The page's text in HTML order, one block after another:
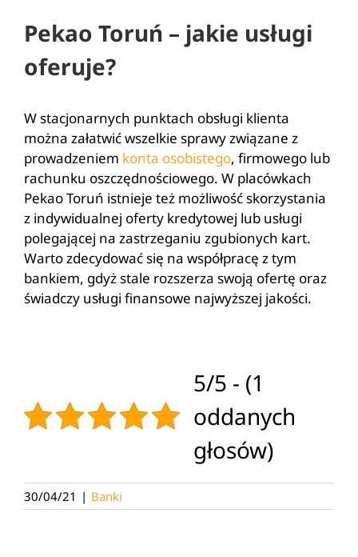
Pekao Toruń – jakie usługi
oferuje?
W stacjonarnych punktach obsługi klienta
można załatwić wszelkie sprawy związane z
prowadzeniem konta osobistego, firmowego lub
rachunku oszczędnościowego. W placówkach
Pekao Toruń istnieje też możliwość skorzystania
z indywidualnej oferty kredytowej lub usługi
polegającej na zastrzeganiu zgubionych kart.
Warto zdecydować się na współpracę z tym
bankiem, gdyż stale rozszerza swoją ofertę oraz
świadczy usługi finansowe najwyższej jakości.
5/5 - (1
oddanych
głosów)
30/04/21 | Banki